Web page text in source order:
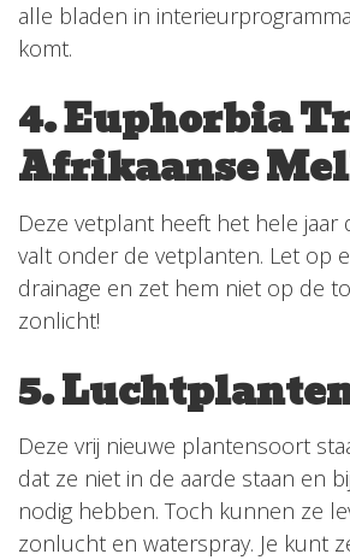
alle bladen in
komt.
4. Euphorbia
Afrikaanse
Deze vetplant heeft het hele
valt onder de vetplanten. Let op
drainage en zet hem niet op de
zonlicht!
5.
Deze vrij nieuwe plantensoort
dat ze niet in de aarde staan en
nodig hebben. Toch kunnen ze
zonlucht en waterspray. Je kunt